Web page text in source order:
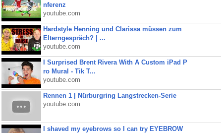
nferenz
youtube.com
Hardstyle Henning und Clarissa müssen zum
Elterngespräch? | ...
youtube.com
I Surprised Brent Rivera With A Custom iPad P
ro Mural - Tik T...
youtube.com
Rennen 1 | Nürburgring Langstrecken-Serie
youtube.com
I shaved my eyebrows so I can try EYEBROW